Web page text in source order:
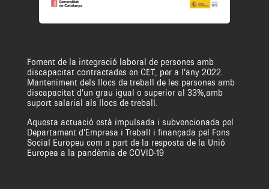
Foment de la integració laboral de persones amb
discapacitat contractades en CET, per a l’any 2022.
Manteniment dels llocs de treball de les persones amb
discapacitat d’un grau igual o superior al 33%,amb
suport salarial als llocs de treball.
Aquesta actuació està impulsada i subvencionada pel
Departament d’Empresa i Treball i finançada pel Fons
Social Europeu com a part de la resposta de la Unió
Europea a la pandèmia de COVID-19